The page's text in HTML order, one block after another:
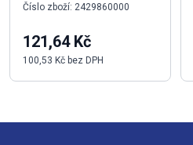
Číslo zboží: 2429860000
121,64 Kč
100,53 Kč bez DPH